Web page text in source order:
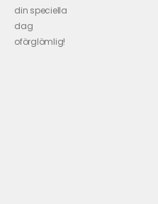
din speciella
dag
oförglömlig!